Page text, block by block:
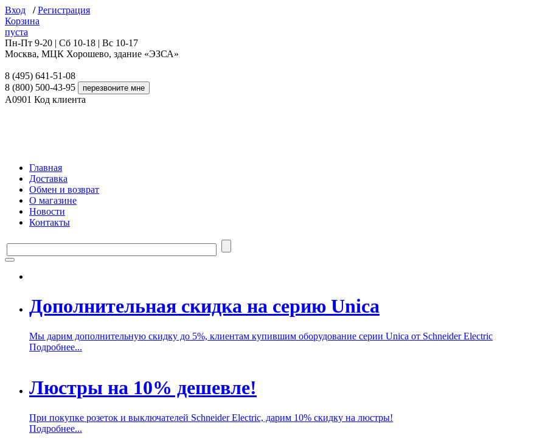
Вход / Регистрация
Корзина
пуста
Пн-Пт 9-20 | Сб 10-18 | Вс 10-17
Москва, МЦК Хорошево, здание «ЭЗСА»
8 (495) 641-51-08
8 (800) 500-43-95
A0901 Код клиента
Главная
Доставка
Обмен и возврат
О магазине
Новости
Контакты
Дополнительная скидка на серию Unica
Мы дарим дополнительную скидку до 5%, клиентам купившим оборудование серии Unica от Schneider Electric
Подробнее...
Люстры на 10% дешевле!
При покупке розеток и выключателей Schneider Electric, дарим 10% скидку на люстры!
Подробнее...